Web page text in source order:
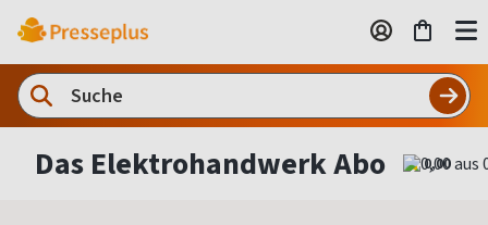
Das Elektrohandwerk Abo 0,00